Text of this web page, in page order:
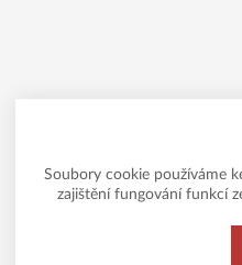
Soubory cookie používáme
zajištění fungování funkcí